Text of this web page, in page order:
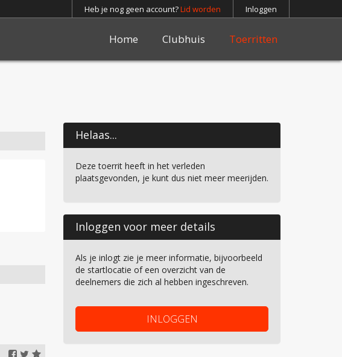
Heb je nog geen account?Lid worden Inloggen
Home Clubhuis Toerritten
Helaas...
Deze toerrit heeft in het verleden
plaatsgevonden, je kunt dus niet meer meerijden.
Inloggen voor meer details
Als je inlogt zie je meer informatie, bijvoorbeeld
de startlocatie of een overzicht van de
deelnemers die zich al hebben ingeschreven.
INLOGGEN